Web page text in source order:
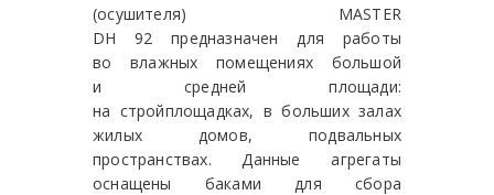
(осушителя) MASTER
DH 92 предназначен для работы
во влажных помещениях большой
и средней площади:
на стройплощадках, в больших залах
жилых домов, подвальных
пространствах. Данные агрегаты
оснащены баками для сбора